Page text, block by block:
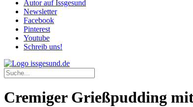
Autor auf Issgesund
Newsletter
Facebook
Pinterest
Youtube
Schreib uns!
Cremiger Grießpudding